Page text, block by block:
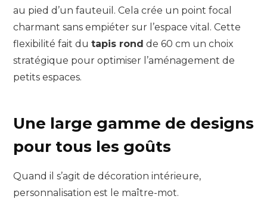
au pied d’un fauteuil. Cela crée un point focal
charmant sans empiéter sur l’espace vital. Cette
flexibilité fait du tapis rond de 60 cm un choix
stratégique pour optimiser l’aménagement de
petits espaces.
Une large gamme de designs
pour tous les goûts
Quand il s’agit de décoration intérieure,
personnalisation est le maître-mot.